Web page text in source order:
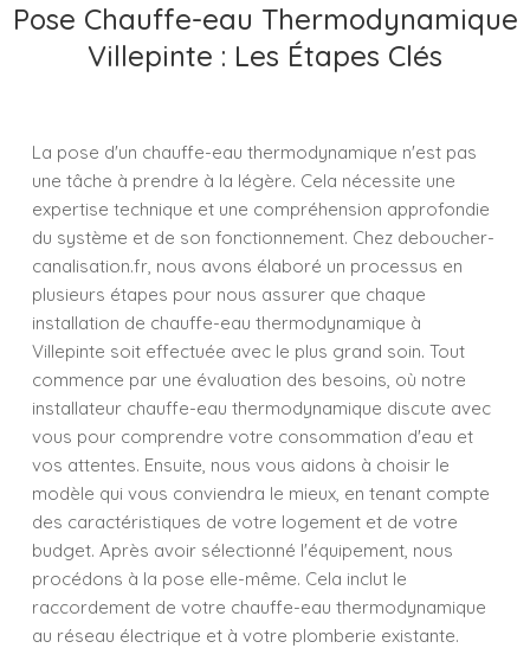
Pose Chauffe-eau Thermodynamique
Villepinte : Les Étapes Clés
La pose d'un chauffe-eau thermodynamique n'est pas
une tâche à prendre à la légère. Cela nécessite une
expertise technique et une compréhension approfondie
du système et de son fonctionnement. Chez deboucher-
canalisation.fr, nous avons élaboré un processus en
plusieurs étapes pour nous assurer que chaque
installation de chauffe-eau thermodynamique à
Villepinte soit effectuée avec le plus grand soin. Tout
commence par une évaluation des besoins, où notre
installateur chauffe-eau thermodynamique discute avec
vous pour comprendre votre consommation d'eau et
vos attentes. Ensuite, nous vous aidons à choisir le
modèle qui vous conviendra le mieux, en tenant compte
des caractéristiques de votre logement et de votre
budget. Après avoir sélectionné l'équipement, nous
procédons à la pose elle-même. Cela inclut le
raccordement de votre chauffe-eau thermodynamique
au réseau électrique et à votre plomberie existante.